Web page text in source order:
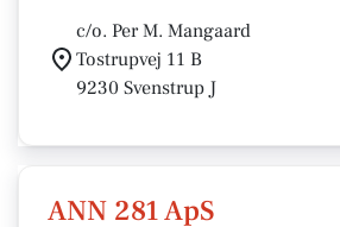
c/o. Per M. Mangaard
Tostrupvej 11 B
9230 Svenstrup J
ANN 281 ApS